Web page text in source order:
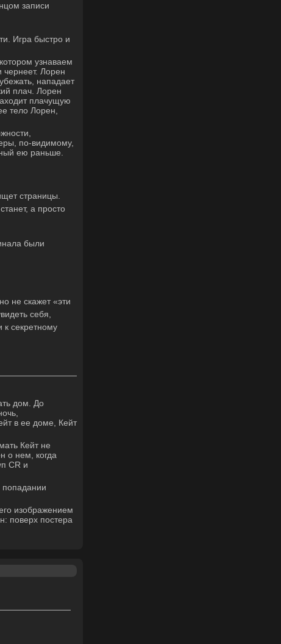
записи
Игра быстро и
узнаваем
Лорен
нападает
плач. Лорен
плачущую
тело Лорен,
по-видимому,
ею раньше.
страницы.
а просто
были
не скажет «эти
себя,
секретному
дом. До
в ее доме, Кейт
Кейт не
о нем, когда
CR и
попадании
изображением
поверх постера